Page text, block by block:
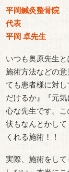
平岡鍼灸整骨院
代表
平岡 卓先生
いつも奥原先生
施術方法などの
ても患者様に対
だけるか』『元
心な先生です。
状もなんとかし
くれる施術！！
実際、施術をし